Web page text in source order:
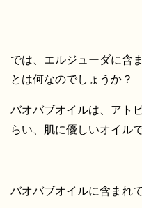
では、エルジューダに含
とは何なのでしょうか？
バオバブオイルは、アト
らい、肌に優しいオイルで
バオバブオイルに含まれ